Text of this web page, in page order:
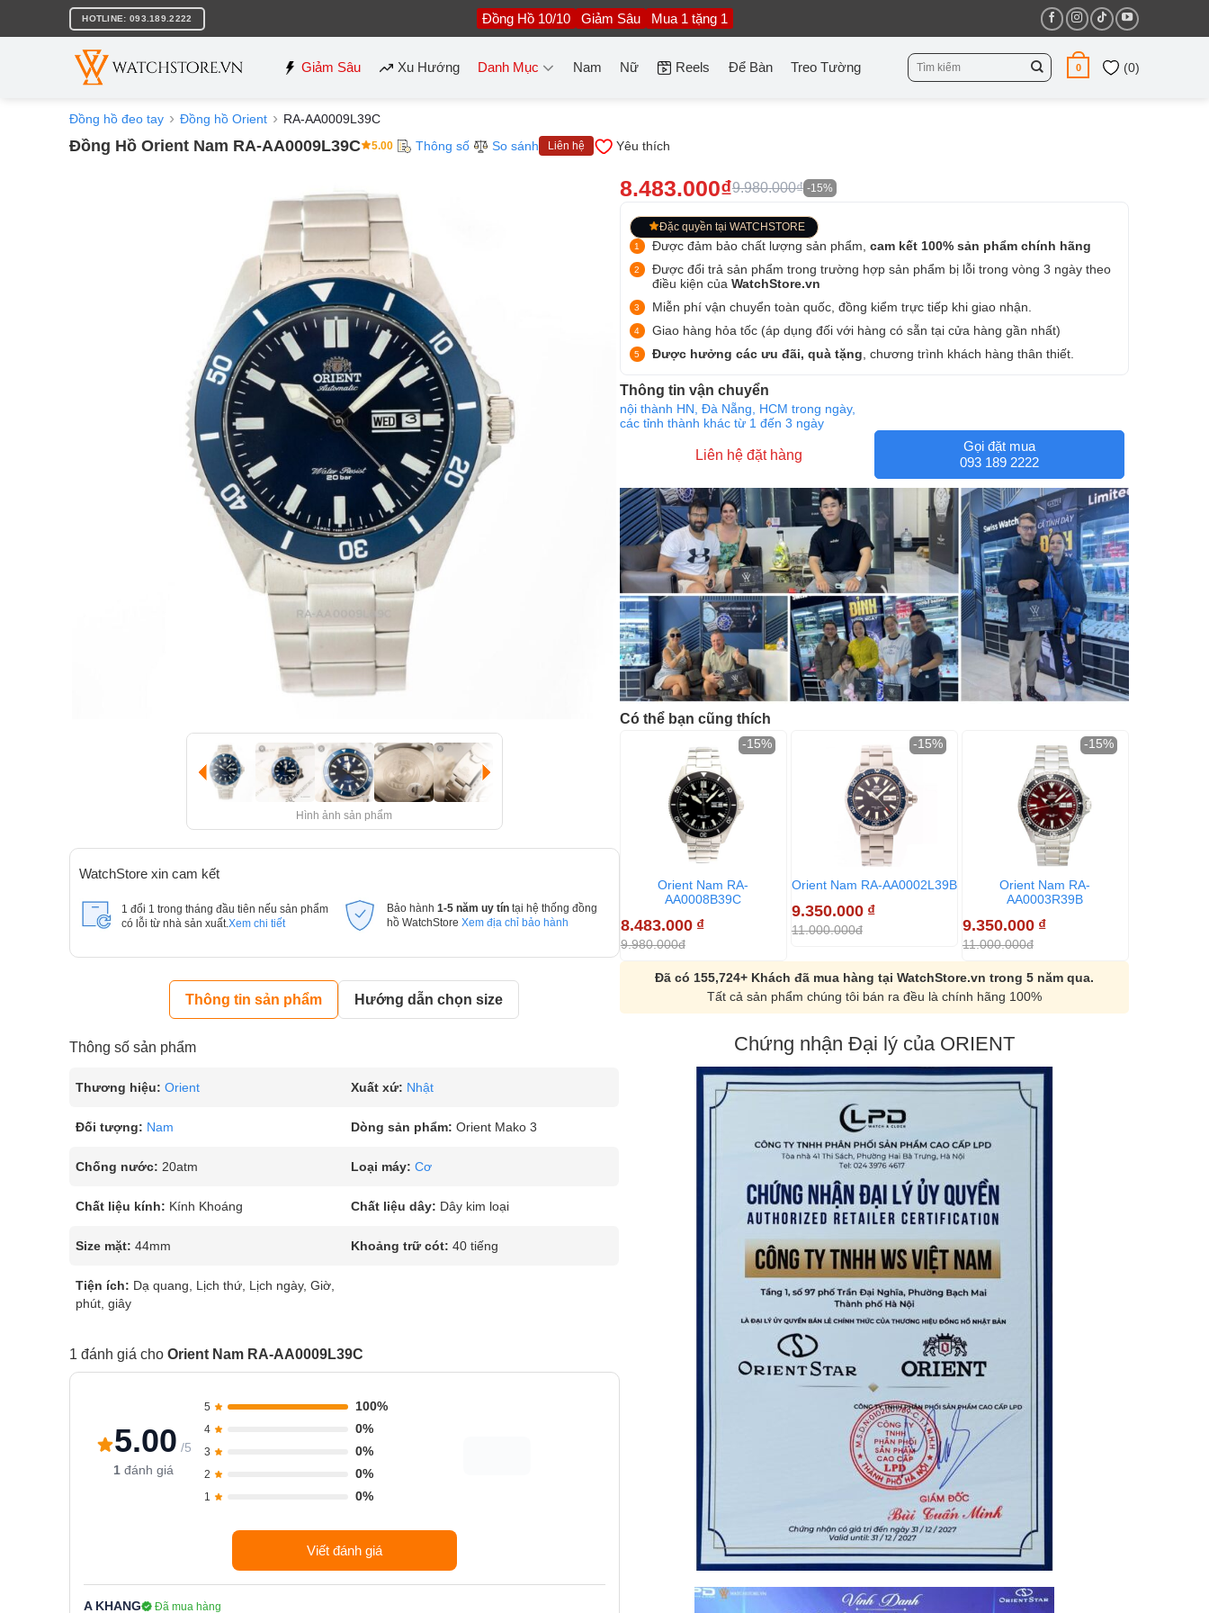
nội
HOTLINE: 093.189.2222 Đồng Hồ 10/10 Giảm Sâu Mua 1 tặng 1
Giảm Sâu Xu Hướng Danh Mục Nam Nữ Reels Để Bàn Treo Tường
Tìm
kiếm:
0 (0)
Đồng hồ đeo tay Đồng hồ Orient RA-AA0009L39C
Đồng Hồ Orient Nam RA-AA0009L39C 5.00 Thông số So sánh Liên hệ Yêu thích
Hình ảnh sản phẩm
WatchStore xin cam kết
1 đổi 1 trong tháng đầu tiên nếu sản phẩm
có lỗi từ nhà sản xuất. Xem chi tiết
Bảo hành 1-5 năm uy tín tại hệ thống đồng
hồ WatchStore Xem địa chỉ bảo hành
Thông tin sản phẩm Hướng dẫn chọn size
Thông số sản phẩm
Thương hiệu: Orient Xuất xứ: Nhật
Đối tượng: Nam Dòng sản phẩm: Orient Mako 3
Chống nước: 20atm Loại máy: Cơ
Chất liệu kính: Kính Khoáng Chất liệu dây: Dây kim loại
Size mặt: 44mm Khoảng trữ cót: 40 tiếng
Tiện ích: Dạ quang, Lịch thứ, Lịch ngày, Giờ,
phút, giây
1 đánh giá cho Orient Nam RA-AA0009L39C
5.00 /5
1 đánh giá
5 100%
4 0%
3 0%
2 0%
1 0%
Viết đánh giá
A KHANG Đã mua hàng
8.483.000₫9.980.000₫ -15%
Đặc quyền tại WATCHSTORE
Được đảm bảo chất lượng sản phẩm, cam kết 100% sản phẩm chính hãng
Được đổi trả sản phẩm trong trường hợp sản phẩm bị lỗi trong vòng 3 ngày theo
điều kiện của WatchStore.vn
Miễn phí vận chuyển toàn quốc, đồng kiểm trực tiếp khi giao nhận.
Giao hàng hỏa tốc (áp dụng đối với hàng có sẵn tại cửa hàng gần nhất)
Được hưởng các ưu đãi, quà tặng , chương trình khách hàng thân thiết.
Thông tin vận chuyển
nội thành HN, Đà Nẵng, HCM trong ngày,
các tỉnh thành khác từ 1 đến 3 ngày
Liên hệ đặt hàng
Gọi đặt mua
093 189 2222
Có thể bạn cũng thích
Orient Nam RA-
AA0008B39C
8.483.000 ₫
9.980.000đ
-15%
Orient Nam RA-AA0002L39B
9.350.000 ₫
11.000.000đ
-15%
Orient Nam RA-
AA0003R39B
9.350.000 ₫
11.000.000đ
-15%
Đã có 155,724+ Khách đã mua hàng tại WatchStore.vn trong 5 năm qua.
Tất cả sản phẩm chúng tôi bán ra đều là chính hãng 100%
Chứng nhận Đại lý của ORIENT